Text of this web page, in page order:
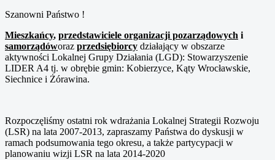
Szanowni Państwo !
Mieszkańcy, przedstawiciele organizacji pozarządowych i
samorządóworaz przedsiębiorcy działający w obszarze
aktywności Lokalnej Grupy Działania (LGD): Stowarzyszenie
LIDER A4 tj. w obrębie gmin: Kobierzyce, Kąty Wrocławskie,
Siechnice i Żórawina.
Rozpoczęliśmy ostatni rok wdrażania Lokalnej Strategii Rozwoju
(LSR) na lata 2007-2013, zapraszamy Państwa do dyskusji w
ramach podsumowania tego okresu, a także partycypacji w
planowaniu wizji LSR na lata 2014-2020